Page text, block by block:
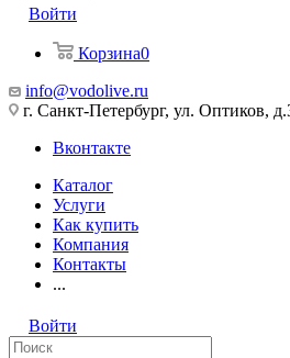
Войти
Корзина0
info@vodolive.ru
г. Санкт-Петербург, ул. Оптиков,
Вконтакте
Каталог
Услуги
Как купить
Компания
Контакты
...
Войти